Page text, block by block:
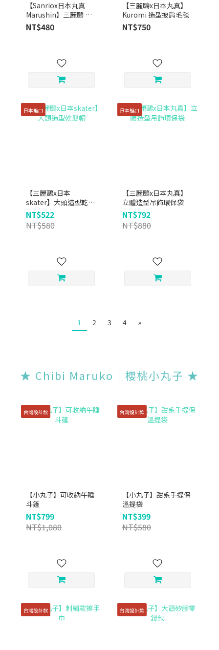
【Sanriox日本丸真
Marushin】三麗鷗 純
棉毛巾 ｜ 三種款式
NT$480
【三麗鷗x日本丸真】
Kuromi 造型披肩毛毯
NT$750
日本進口
【三麗鷗x日本
skater】大頭造型乾髮
帽
NT$522
NT$580
日本進口
【三麗鷗x日本丸真】
立體造型吊飾環保袋
NT$792
NT$880
1 2 3 4 »
★ Chibi Maruko｜櫻桃小丸子 ★
台灣設計款
【小丸子】可收納午睡
斗篷
NT$799
NT$1,080
台灣設計款
【小丸子】甜系手提保
溫提袋
NT$399
NT$580
台灣設計款 台灣設計款